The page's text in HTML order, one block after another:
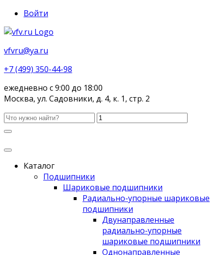
Войти
vfvru@ya.ru
+7 (499) 350-44-98
ежедневно с 9:00 до 18:00
Москва, ул. Садовники, д. 4, к. 1, стр. 2
Каталог
Подшипники
Шариковые подшипники
Радиально-упорные шариковые
подшипники
Двунаправленные
радиально-упорные
шариковые подшипники
Однонаправленные